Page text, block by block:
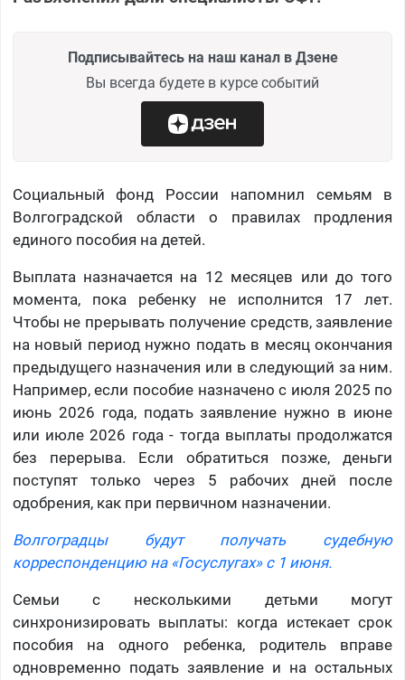
Подписывайтесь на наш канал в Дзене
Вы всегда будете в курсе событий
Социальный фонд России напомнил семьям в
Волгоградской области о правилах продления
единого пособия на детей.
Выплата назначается на 12 месяцев или до того
момента, пока ребенку не исполнится 17 лет.
Чтобы не прерывать получение средств, заявление
на новый период нужно подать в месяц окончания
предыдущего назначения или в следующий за ним.
Например, если пособие назначено с июля 2025 по
июнь 2026 года, подать заявление нужно в июне
или июле 2026 года - тогда выплаты продолжатся
без перерыва. Если обратиться позже, деньги
поступят только через 5 рабочих дней после
одобрения, как при первичном назначении.
Волгоградцы будут получать судебную
корреспонденцию на «Госуслугах» с 1 июня.
Семьи с несколькими детьми могут
синхронизировать выплаты: когда истекает срок
пособия на одного ребенка, родитель вправе
одновременно подать заявление и на остальных